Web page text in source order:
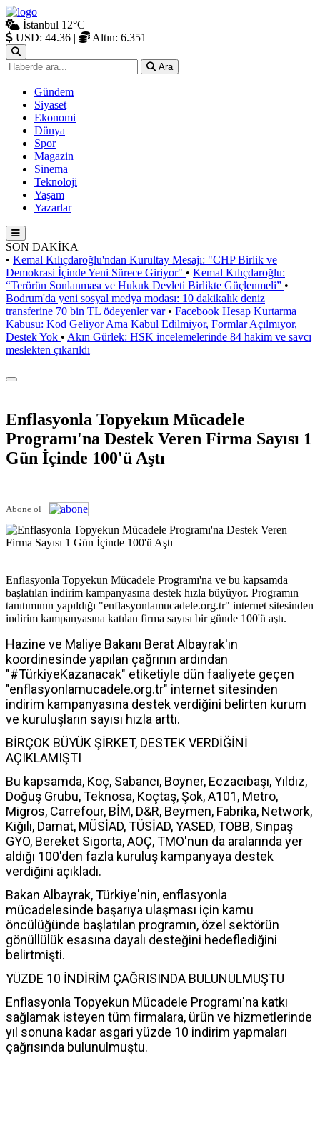
İstanbul 12°C
USD: 44.36 | Altın: 6.351
Ara
Gündem
Siyaset
Ekonomi
Dünya
Spor
Magazin
Sinema
Teknoloji
Yaşam
Yazarlar
SON DAKİKA
• Kemal Kılıçdaroğlu'ndan Kurultay Mesajı: "CHP Birlik ve
Demokrasi İçinde Yeni Sürece Giriyor" • Kemal Kılıçdaroğlu:
“Terörün Sonlanması ve Hukuk Devleti Birlikte Güçlenmeli” •
Bodrum'da yeni sosyal medya modası: 10 dakikalık deniz
transferine 70 bin TL ödeyenler var • Facebook Hesap Kurtarma
Kabusu: Kod Geliyor Ama Kabul Edilmiyor, Formlar Açılmıyor,
Destek Yok • Akın Gürlek: HSK incelemelerinde 84 hakim ve savcı
meslekten çıkarıldı
Enflasyonla Topyekun Mücadele
Programı'na Destek Veren Firma Sayısı 1
Gün İçinde 100'ü Aştı
Abone ol
Enflasyonla Topyekun Mücadele Programı'na ve bu kapsamda
başlatılan indirim kampanyasına destek hızla büyüyor. Programın
tanıtımının yapıldığı "enflasyonlamucadele.org.tr" internet sitesinden
indirim kampanyasına katılan firma sayısı bir günde 100'ü aştı.
Hazine ve Maliye Bakanı Berat Albayrak'ın
koordinesinde yapılan çağrının ardından
"#TürkiyeKazanacak" etiketiyle dün faaliyete geçen
"enflasyonlamucadele.org.tr" internet sitesinden
indirim kampanyasına destek verdiğini belirten kurum
ve kuruluşların sayısı hızla arttı.
BİRÇOK BÜYÜK ŞİRKET, DESTEK VERDİĞİNİ
AÇIKLAMIŞTI
Bu kapsamda, Koç, Sabancı, Boyner, Eczacıbaşı, Yıldız,
Doğuş Grubu, Teknosa, Koçtaş, Şok, A101, Metro,
Migros, Carrefour, BİM, D&R, Beymen, Fabrika, Network,
Kiğılı, Damat, MÜSİAD, TÜSİAD, YASED, TOBB, Sinpaş
GYO, Bereket Sigorta, AOÇ, TMO'nun da aralarında yer
aldığı 100'den fazla kuruluş kampanyaya destek
verdiğini açıkladı.
Bakan Albayrak, Türkiye'nin, enflasyonla
mücadelesinde başarıya ulaşması için kamu
öncülüğünde başlatılan programın, özel sektörün
gönüllülük esasına dayalı desteğini hedeflediğini
belirtmişti.
YÜZDE 10 İNDİRİM ÇAĞRISINDA BULUNULMUŞTU
Enflasyonla Topyekun Mücadele Programı'na katkı
sağlamak isteyen tüm firmalara, ürün ve hizmetlerinde
yıl sonuna kadar asgari yüzde 10 indirim yapmaları
çağrısında bulunulmuştu.